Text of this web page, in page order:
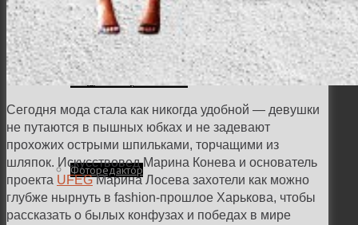
Свадебная фотосъёмка
Фоторедактор
Сегодня мода стала как никогда удобной — девушки
не путаются в пышных юбках и не задевают
прохожих острыми шпильками, торчащими из
шляпок. Искусствовед Марина Конева и основатель
проекта UFEGМарина Лосева захотели как можно
глубже нырнуть в fashion-прошлое Харькова, чтобы
рассказать о былых конфузах и победах в мире